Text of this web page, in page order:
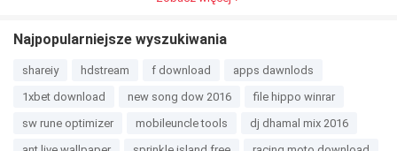
Najpopularniejsze wyszukiwania
shareiy hdstream f download
apps dawnlods
1xbet download
new song dow 2016
file hippo winrar
sw rune optimizer
mobileuncle tools
dj dhamal mix 2016